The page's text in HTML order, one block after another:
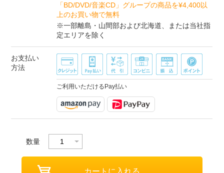
「BD/DVD/音楽CD」グループの商品を¥4,400以
上のお買い物で無料
※一部離島・山間部および北海道、または当社指
定エリアを除く
お支払い
方法
ご利用いただけるPay払い
数量